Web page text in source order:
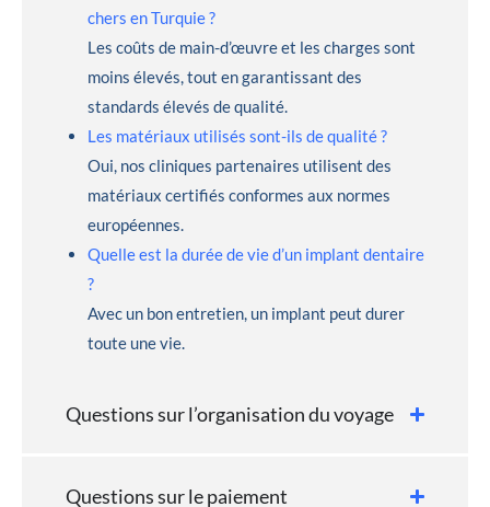
chers en Turquie ?
Les coûts de main-d’œuvre et les charges sont
moins élevés, tout en garantissant des
standards élevés de qualité.
Les matériaux utilisés sont-ils de qualité ?
Oui, nos cliniques partenaires utilisent des
matériaux certifiés conformes aux normes
européennes.
Quelle est la durée de vie d’un implant dentaire
?
Avec un bon entretien, un implant peut durer
toute une vie.
Questions sur l’organisation du voyage
Questions sur le paiement